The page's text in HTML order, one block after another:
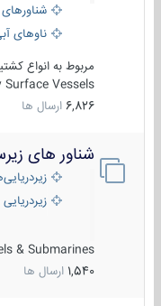
شناورهای
ناوهای آبی
مربوط به انواع
Surface Vessels
6,826 ارسال ها
شناور های
زیردریایی
& Submarines
1,540 ارسال ها